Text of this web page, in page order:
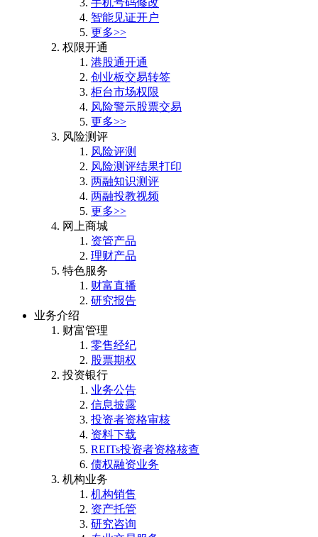
智能见证开户
更多>>
权限开通
港股通开通
创业板交易转签
柜台市场权限
风险警示股票交易
更多>>
风险测评
风险评测
风险测评结果打印
两融知识测评
两融投教视频
更多>>
网上商城
资管产品
理财产品
特色服务
财富直播
研究报告
业务介绍
财富管理
零售经纪
股票期权
投资银行
业务公告
信息披露
投资者资格审核
资料下载
REITs投资者资格核查
债权融资业务
机构业务
机构销售
资产托管
研究咨询